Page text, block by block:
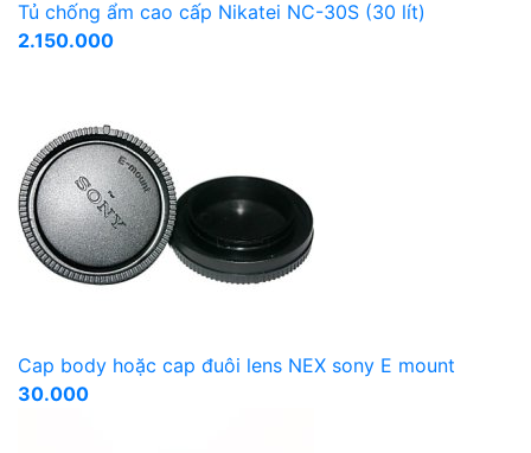
Tủ chống ẩm cao cấp Nikatei NC-30S (30 lít)
2.150.000
Cap body hoặc cap đuôi lens NEX sony E mount
30.000